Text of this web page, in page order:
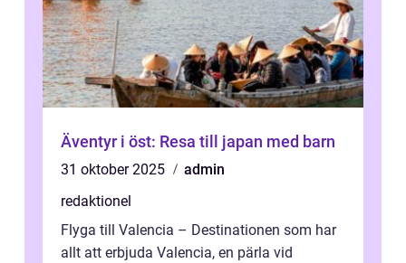
Äventyr i öst: Resa till japan med barn
31 oktober 2025
admin
redaktionel
Flyga till Valencia – Destinationen som har
allt att erbjuda Valencia, en pärla vid